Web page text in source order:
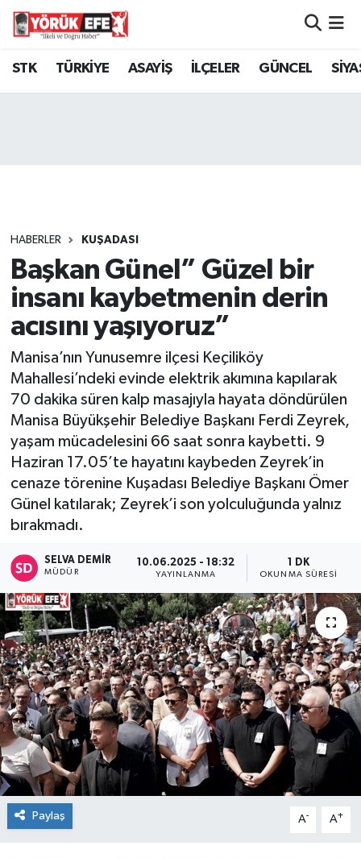
STK TÜRKİYE ASAYİŞ İLÇELER GÜNCEL
HABERLER KUŞADASI
Başkan Günel” Güzel bir
insanı kaybetmenin derin
acısını yaşıyoruz”
Manisa’nın Yunusemre ilçesi Keçiliköy
Mahallesi’ndeki evinde elektrik akımına kapılarak
70 dakika süren kalp masajıyla hayata döndürülen
Manisa Büyükşehir Belediye Başkanı Ferdi Zeyrek,
yaşam mücadelesini 66 saat sonra kaybetti. 9
Haziran 17.05’te hayatını kaybeden Zeyrek’in
cenaze törenine Kuşadası Belediye Başkanı Ömer
Günel katılarak; Zeyrek’i son yolculuğunda yalnız
bırakmadı.
SELVA DEMIR
MÜDÜR
10.06.2025 - 18:32
YAYINLANMA
1 DK
OKUNMA SÜRESI
Paylaş A- A+
Aydın Nöbetçi Eczaneler
Tüm Manşetler
Son Dakika Haberleri
Haber Arşivi